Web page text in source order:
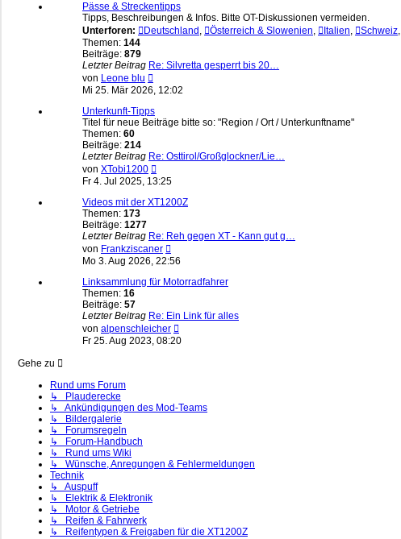
Pässe & Streckentipps
Tipps, Beschreibungen & Infos. Bitte OT-Diskussionen vermeiden.
Unterforen:
Deutschland, Österreich & Slowenien, Italien, Schweiz,
Themen: 144
Beiträge: 879
Letzter Beitrag Re: Silvretta gesperrt bis 20…
von Leone blu
Beitrag
Mi 25. Mär 2026, 12:02
Unterkunft-Tipps
Titel für neue Beiträge bitte so: "Region / Ort / Unterkunftname"
Themen: 60
Beiträge: 214
Letzter Beitrag Re: Osttirol/Großglockner/Lie…
von XTobi1200
Beitrag
Fr 4. Jul 2025, 13:25
Videos mit der XT1200Z
Themen: 173
Beiträge: 1277
Letzter Beitrag Re: Reh gegen XT - Kann gut g…
von Frankziscaner
Beitrag
Mo 3. Aug 2026, 22:56
Linksammlung für Motorradfahrer
Themen: 16
Beiträge: 57
Letzter Beitrag Re: Ein Link für alles
von alpenschleicher
Beitrag
Fr 25. Aug 2023, 08:20
Gehe zu
Rund ums Forum
↳ Plauderecke
↳ Ankündigungen des Mod-Teams
↳ Bildergalerie
↳ Forumsregeln
↳ Forum-Handbuch
↳ Rund ums Wiki
↳ Wünsche, Anregungen & Fehlermeldungen
Technik
↳ Auspuff
↳ Elektrik & Elektronik
↳ Motor & Getriebe
↳ Reifen & Fahrwerk
↳ Reifentypen & Freigaben für die XT1200Z